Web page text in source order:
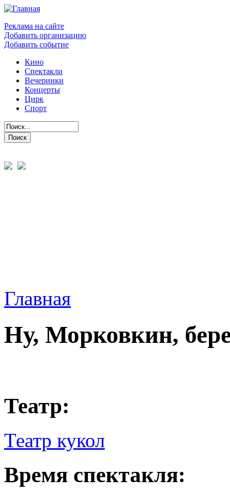
Реклама на сайте
Добавить организацию
Добавить событие
Кино
Спектакли
Вечеринки
Концерты
Цирк
Спорт
Главная
Ну, Морковкин,
Театр:
Театр кукол
Время спектакля: